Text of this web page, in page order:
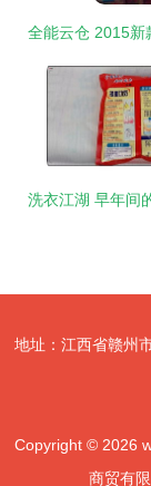
地址：江西省赣州
Copyright © 2026
商贸有